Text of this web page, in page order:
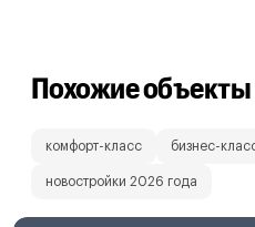
Похожие объекты
комфорт-класс бизнес-
новостройки 2026 года